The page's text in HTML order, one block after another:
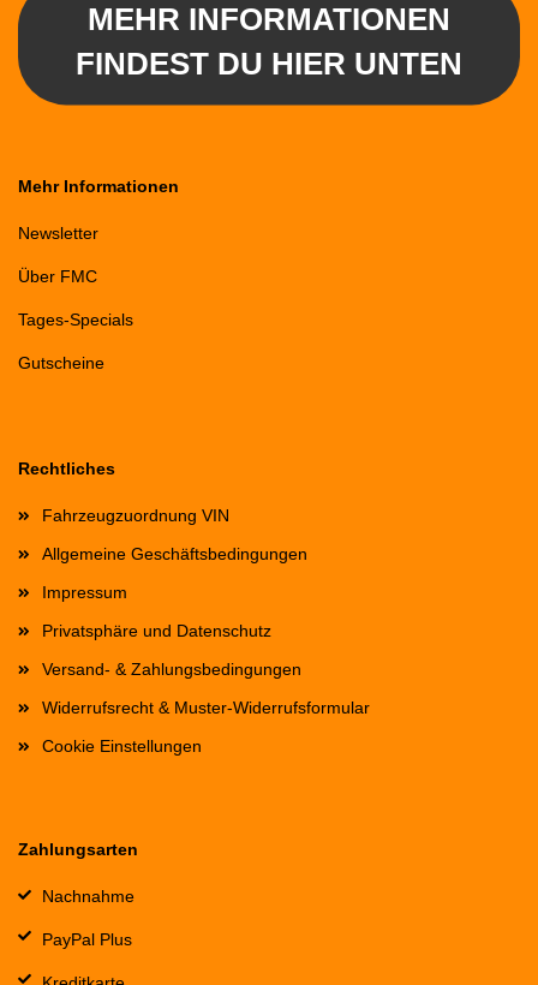
MEHR INFORMATIONEN
FINDEST DU HIER UNTEN
Mehr Informationen
Newsletter
Über FMC
Tages-Specials
Gutscheine
Rechtliches
Fahrzeugzuordnung VIN
Allgemeine Geschäftsbedingungen
Impressum
Privatsphäre und Datenschutz
Versand- & Zahlungsbedingungen
Widerrufsrecht & Muster-Widerrufsformular
Cookie Einstellungen
Zahlungsarten
Nachnahme
PayPal Plus